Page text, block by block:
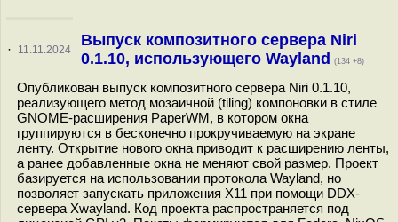
· 11.11.2024
Выпуск композитного сервера Niri
0.1.10, использующего Wayland
(134 +8)
Опубликован выпуск композитного сервера Niri 0.1.10,
реализующего метод мозаичной (tiling) компоновки в стиле
GNOME-расширения PaperWM, в котором окна
группируются в бесконечно прокручиваемую на экране
ленту. Открытие нового окна приводит к расширению ленты,
а ранее добавленные окна не меняют свой размер. Проект
базируется на использовании протокола Wayland, но
позволяет запускать приложения X11 при помощи DDX-
сервера Xwayland. Код проекта распространяется под